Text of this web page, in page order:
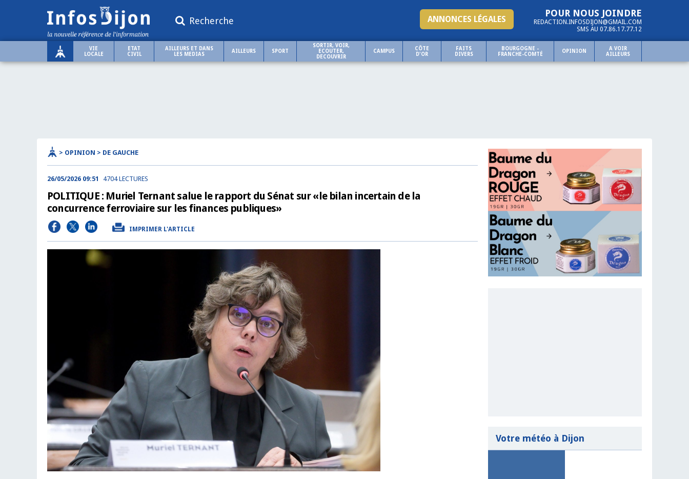
Recherche
POUR NOUS JOINDRE
REDACTION.INFOSDIJON@GMAIL.COM
SMS AU 07.86.17.77.12
ANNONCES LÉGALES
VIE
LOCALE
ETAT
CIVIL
AILLEURS ET DANS
LES MEDIAS
AILLEURS SPORT
SORTIR, VOIR,
ECOUTER,
DECOUVRIR
CAMPUS
CÔTE
D'OR
FAITS
DIVERS
BOURGOGNE -
FRANCHE-COMTÉ
OPINION
A VOIR
AILLEURS
> OPINION > DE GAUCHE
26/05/2026 09:51 4704 LECTURES
POLITIQUE : Muriel Ternant salue le rapport du Sénat sur «le bilan incertain de la
concurrence ferroviaire sur les finances publiques»
IMPRIMER L'ARTICLE
Votre météo à Dijon